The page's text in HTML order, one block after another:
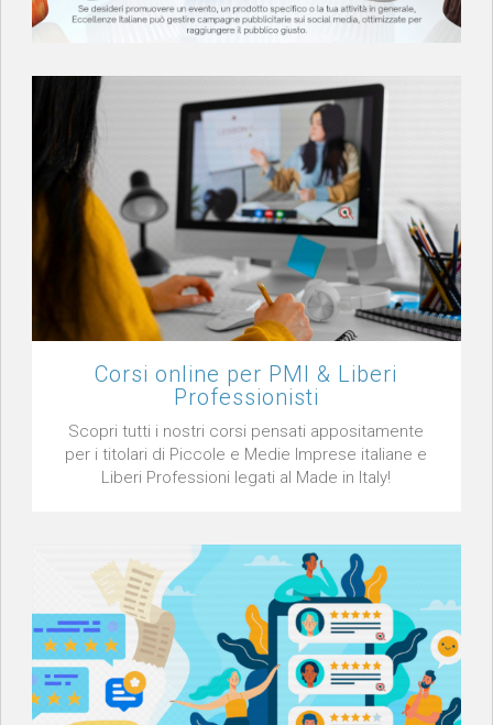
Corsi online per PMI & Liberi
Professionisti
Scopri tutti i nostri corsi pensati appositamente
per i titolari di Piccole e Medie Imprese italiane e
Liberi Professioni legati al Made in Italy!